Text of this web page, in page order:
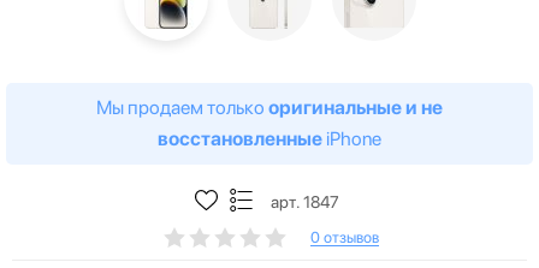
Мы продаем только оригинальные и не
восстановленные iPhone
арт. 1847
0 отзывов